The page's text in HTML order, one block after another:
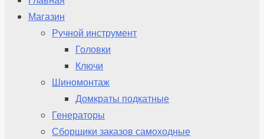
Магазин
Ручной инструмент
Головки
Ключи
Шиномонтаж
Домкраты подкатные
Генераторы
Сборщики заказов самоходные